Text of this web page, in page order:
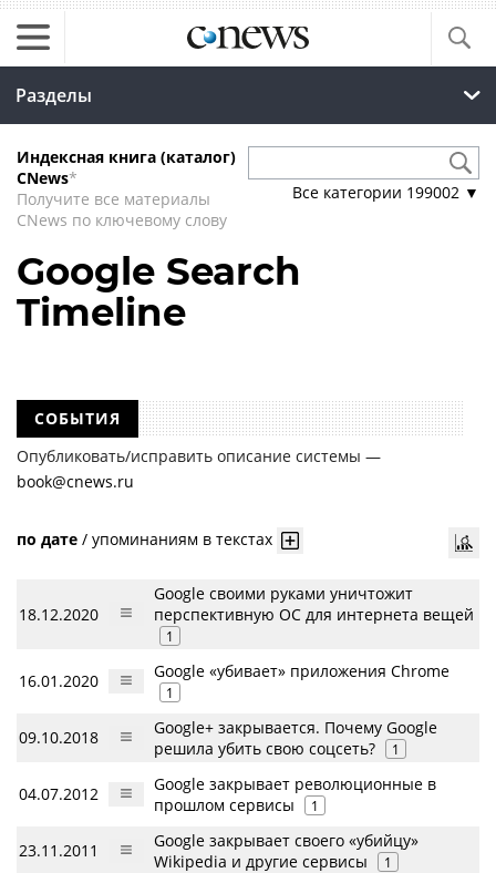
Разделы
Индексная книга (каталог)
CNews*
Получите все материалы
CNews по ключевому слову
Все категории 199002 ▼
Google Search
Timeline
СОБЫТИЯ
Опубликовать/исправить описание системы —
book@cnews.ru
по дате / упоминаниям в текстах
18.12.2020
Google своими руками уничтожит
перспективную ОС для интернета вещей
1
16.01.2020 Google «убивает» приложения Chrome
1
09.10.2018
Google+ закрывается. Почему Google
решила убить свою соцсеть?
1
04.07.2012
Google закрывает революционные в
прошлом сервисы
1
23.11.2011
Google закрывает своего «убийцу»
Wikipedia и другие сервисы
1